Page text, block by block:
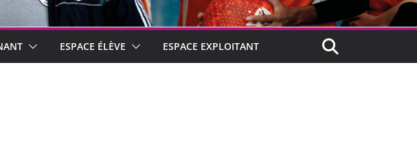
ESPACE ÉLÈVE ESPACE EXPLOITANT